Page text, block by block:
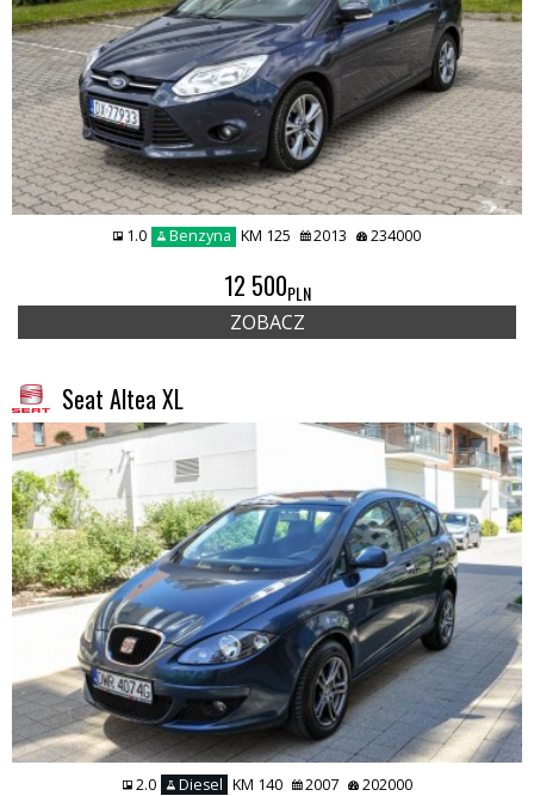
1.0 Benzyna KM 125 2013 234000
12 500PLN
ZOBACZ
Seat Altea XL
2.0 Diesel KM 140 2007 202000